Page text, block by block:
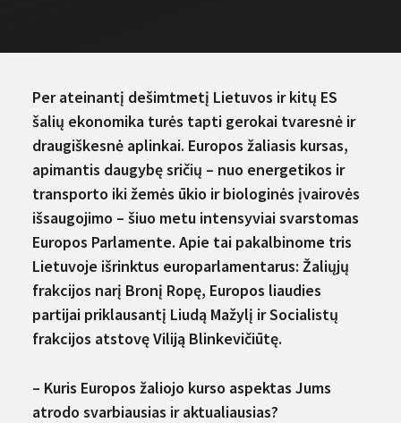
Per ateinantį dešimtmetį Lietuvos ir kitų ES
šalių ekonomika turės tapti gerokai tvaresnė ir
draugiškesnė aplinkai. Europos žaliasis kursas,
apimantis daugybę sričių – nuo energetikos ir
transporto iki žemės ūkio ir biologinės įvairovės
išsaugojimo – šiuo metu intensyviai svarstomas
Europos Parlamente. Apie tai pakalbinome tris
Lietuvoje išrinktus europarlamentarus: Žaliųjų
frakcijos narį Bronį Ropę, Europos liaudies
partijai priklausantį Liudą Mažylį ir Socialistų
frakcijos atstovę Viliją Blinkevičiūtę.
– Kuris Europos žaliojo kurso aspektas Jums
atrodo svarbiausias ir aktualiausias?